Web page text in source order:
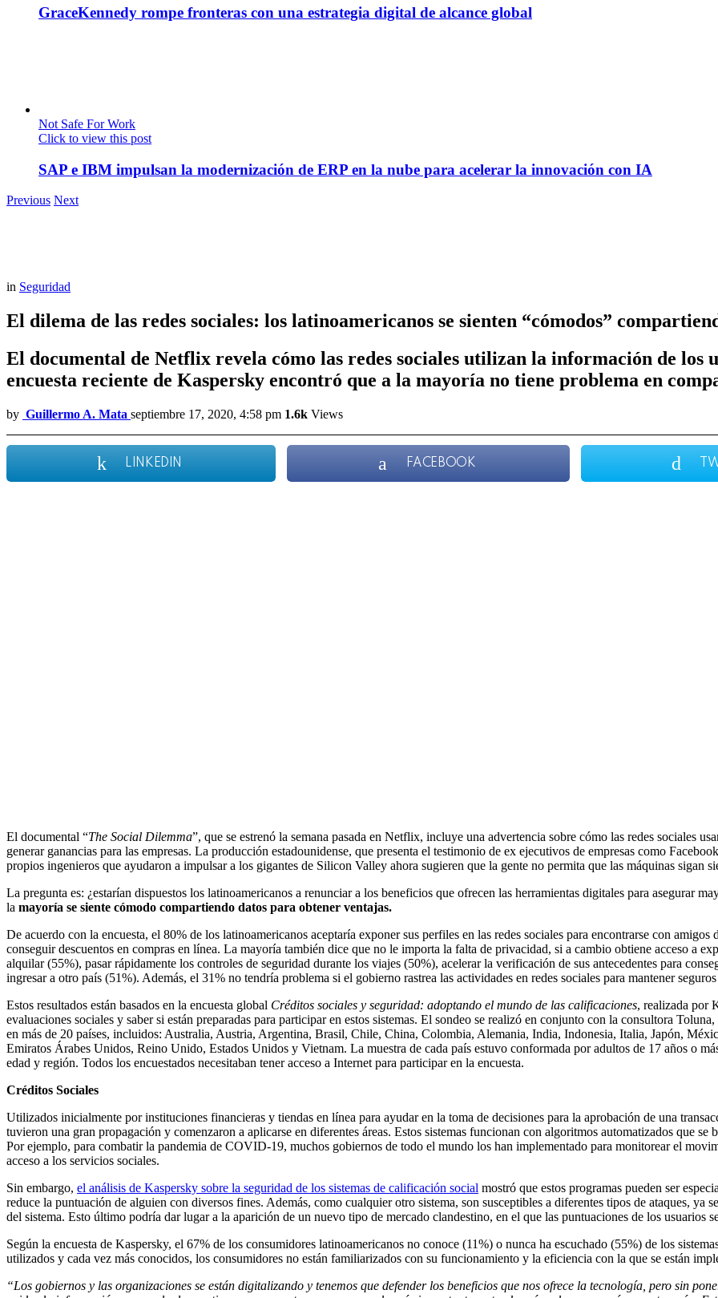
GraceKennedy rompe fronteras con una estrategia digital de alcance global
Not Safe For Work
Click to view this post
SAP e IBM impulsan la modernización de ERP en la nube para acelerar la innovación con IA
Previous Next
in Seguridad
El dilema de las redes sociales: los latinoamericanos se sienten “cómodos”
El documental de Netflix revela cómo las redes sociales utilizan la información de los
encuesta reciente de Kaspersky encontró que a la mayoría no tiene problema en
by Guillermo A. Mata septiembre 17, 2020, 4:58 pm 1.6k Views
LINKEDIN FACEBOOK
El documental “The Social Dilemma”, que se estrenó la semana pasada en Netflix, incluye una advertencia sobre cómo las redes sociales
generar ganancias para las empresas. La producción estadounidense, que presenta el testimonio de ex ejecutivos de empresas como
propios ingenieros que ayudaron a impulsar a los gigantes de Silicon Valley ahora sugieren que la gente no permita que las máquinas sigan
La pregunta es: ¿estarían dispuestos los latinoamericanos a renunciar a los beneficios que ofrecen las herramientas digitales para asegurar
la mayoría se siente cómodo compartiendo datos para obtener ventajas.
De acuerdo con la encuesta, el 80% de los latinoamericanos aceptaría exponer sus perfiles en las redes sociales para encontrarse con
conseguir descuentos en compras en línea. La mayoría también dice que no le importa la falta de privacidad, si a cambio obtiene acceso a
alquilar (55%), pasar rápidamente los controles de seguridad durante los viajes (50%), acelerar la verificación de sus antecedentes para
ingresar a otro país (51%). Además, el 31% no tendría problema si el gobierno rastrea las actividades en redes sociales para mantener
Estos resultados están basados en la encuesta global Créditos sociales y seguridad: adoptando el mundo de las calificaciones, realizada por
evaluaciones sociales y saber si están preparadas para participar en estos sistemas. El sondeo se realizó en conjunto con la consultora
en más de 20 países, incluidos: Australia, Austria, Argentina, Brasil, Chile, China, Colombia, Alemania, India, Indonesia, Italia, Japón,
Emiratos Árabes Unidos, Reino Unido, Estados Unidos y Vietnam. La muestra de cada país estuvo conformada por adultos de 17 años o
edad y región. Todos los encuestados necesitaban tener acceso a Internet para participar en la encuesta.
Créditos Sociales
Utilizados inicialmente por instituciones financieras y tiendas en línea para ayudar en la toma de decisiones para la aprobación de una
tuvieron una gran propagación y comenzaron a aplicarse en diferentes áreas. Estos sistemas funcionan con algoritmos automatizados que
Por ejemplo, para combatir la pandemia de COVID-19, muchos gobiernos de todo el mundo los han implementado para monitorear el
acceso a los servicios sociales.
Sin embargo, el análisis de Kaspersky sobre la seguridad de los sistemas de calificación social mostró que estos programas pueden ser
reduce la puntuación de alguien con diversos fines. Además, como cualquier otro sistema, son susceptibles a diferentes tipos de ataques, ya
del sistema. Esto último podría dar lugar a la aparición de un nuevo tipo de mercado clandestino, en el que las puntuaciones de los usuarios
Según la encuesta de Kaspersky, el 67% de los consumidores latinoamericanos no conoce (11%) o nunca ha escuchado (55%) de los
utilizados y cada vez más conocidos, los consumidores no están familiarizados con su funcionamiento y la eficiencia con la que se están
“Los gobiernos y las organizaciones se están digitalizando y tenemos que defender los beneficios que nos ofrece la tecnología, pero sin